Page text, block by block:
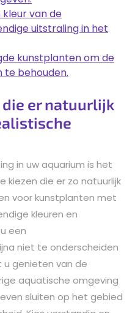
van de
uitstraling in het
kunstplanten om de
te behouden.
er natuurlijk
in uw aquarium is het
kiezen die er zo natuurlijk
voor kunstplanten met
kleuren en
een
niet te onderscheiden
u genieten van de
aquatische omgeving
sluiten op het gebied